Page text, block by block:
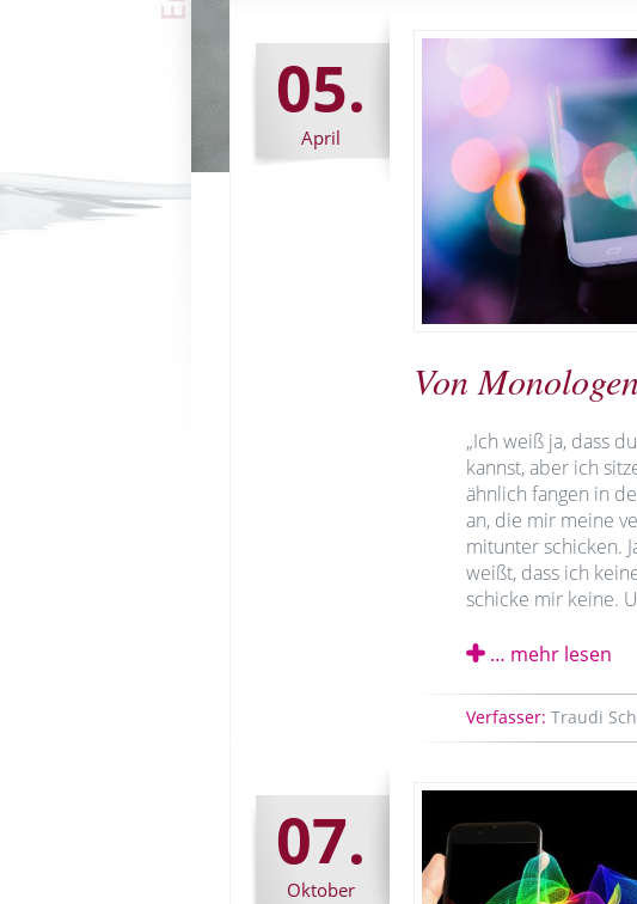
Von
„Ich weiß ja, dass
kannst, aber ich
ähnlich fangen in
an, die mir meine
mitunter schicken.
weißt, dass ich
schicke mir keine.
… mehr lesen
05.
April
Verfasser: Traudi
07.
Oktober